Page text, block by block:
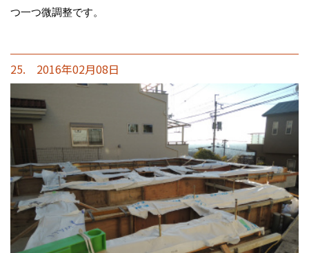
つ一つ微調整です。
25. 2016年02月08日